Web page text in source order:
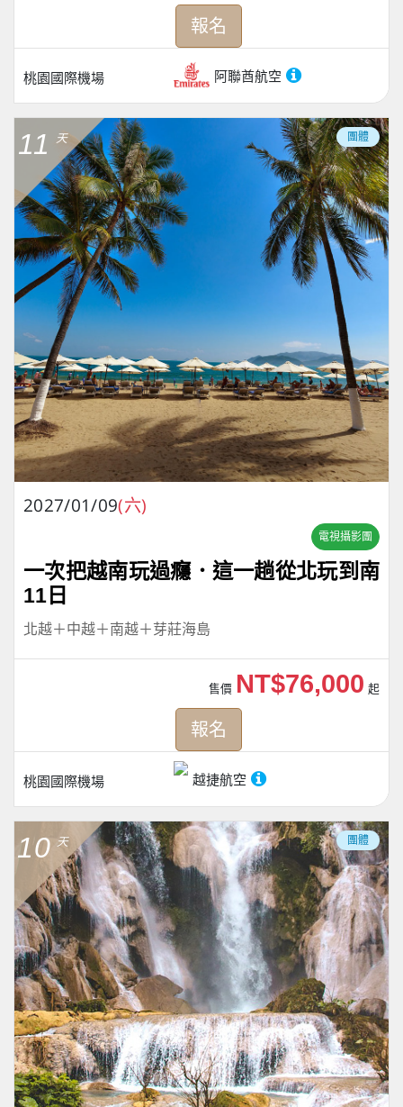
桃園國際機場 阿聯酋航空
報名
11 天 團體
2027/01/09(六)
電視攝影團
一次把越南玩過癮．這一趟從北玩到南
11日
北越＋中越＋南越＋芽莊海島
桃園國際機場 越捷航空
售價 NT$76,000 起
報名
10 天 團體